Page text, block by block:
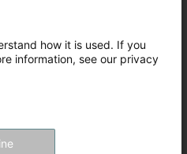
how it is used. If you
information, see our privacy